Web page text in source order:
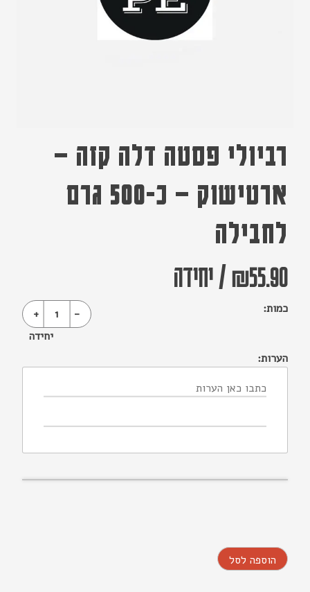
רביולי פסטה דלה קזה –
ארטישוק – כ-500 גרם
לחבילה
₪55.90
/יחידה
כמות: -
1
+
יחידה
הערות:
הוספה לסל